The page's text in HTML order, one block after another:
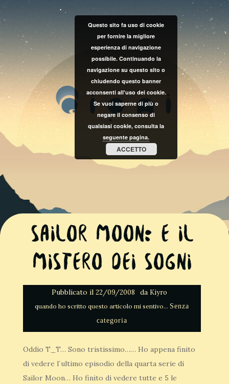
Sailor Moon: E il
mistero dei sogni
Pubblicato il 22/09/2008 da Kiyro
Senza
categoria
Oddio T_T… Sono tristissimo…… Ho appena finito
di vedere l´ultimo episodio della quarta serie di
Sailor Moon… Ho finito di vedere tutte e 5 le
Questo sito fa uso di cookie
per fornire la migliore
esperienza di navigazione
possibile. Continuando la
navigazione su questo sito o
chiudendo questo banner
acconsenti all'uso dei cookie.
Se vuoi saperne di più o
negare il consenso di
qualsiasi cookie, consulta la
seguente pagina.
ACCETTO